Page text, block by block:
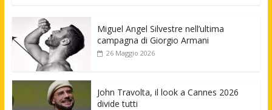
Miguel Angel Silvestre nell’ultima
campagna di Giorgio Armani
26 Maggio 2026
John Travolta, il look a Cannes 2026
divide tutti